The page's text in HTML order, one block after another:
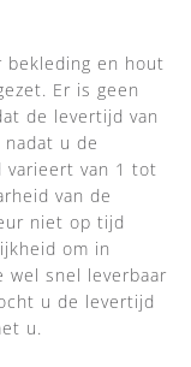
bekleding en hout
Er is geen
de levertijd van
u de
varieert van 1 tot
van de
niet op tijd
om in
wel snel leverbaar
u de levertijd
u.